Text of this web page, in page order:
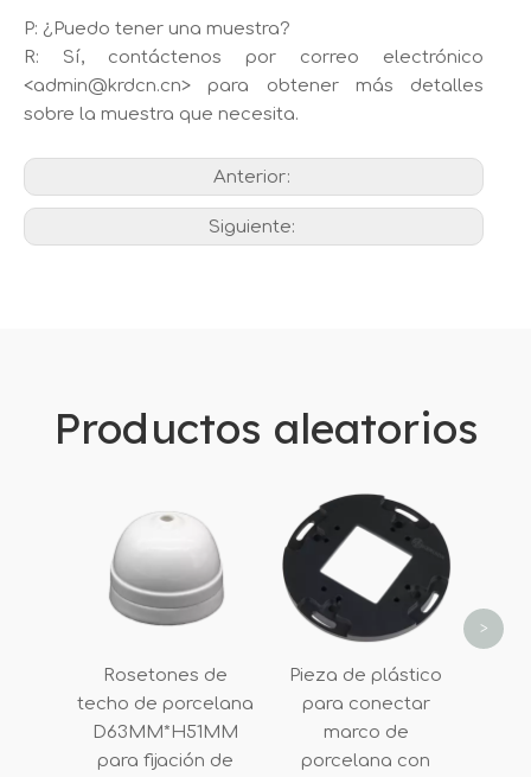
P: ¿Puedo tener una muestra?
R: Sí, contáctenos por correo electrónico
<admin@krdcn.cn> para obtener más detalles
sobre la muestra que necesita.
Anterior:
Siguiente:
Productos aleatorios
Rosetones de
techo de porcelana
D63MM*H51MM
para fijación de
Pieza de plástico
para conectar
marco de
porcelana con
>